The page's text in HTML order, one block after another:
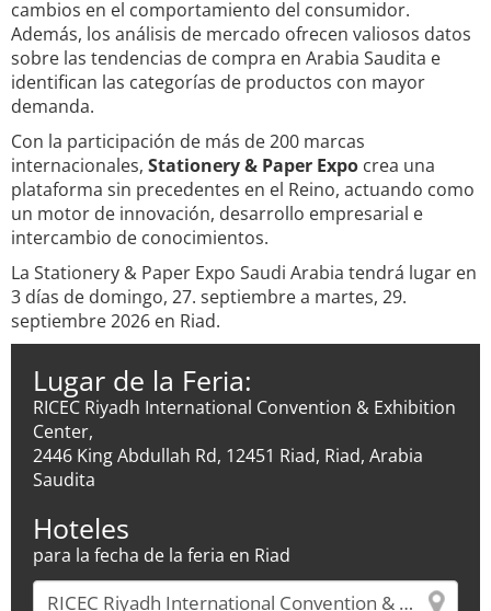
cambios en el comportamiento del consumidor.
Además, los análisis de mercado ofrecen valiosos datos
sobre las tendencias de compra en Arabia Saudita e
identifican las categorías de productos con mayor
demanda.
Con la participación de más de 200 marcas
internacionales, Stationery & Paper Expo crea una
plataforma sin precedentes en el Reino, actuando como
un motor de innovación, desarrollo empresarial e
intercambio de conocimientos.
La Stationery & Paper Expo Saudi Arabia tendrá lugar en
3 días de domingo, 27. septiembre a martes, 29.
septiembre 2026 en Riad.
Lugar de la Feria:
RICEC Riyadh International Convention & Exhibition
Center,
2446 King Abdullah Rd, 12451 Riad, Riad, Arabia
Saudita
Hoteles
para la fecha de la feria en Riad